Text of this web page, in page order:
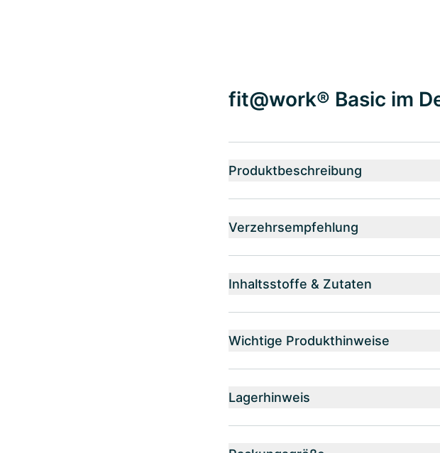
fit@work® Basic im
Produktbeschreibung
Verzehrsempfehlung
Inhaltsstoffe & Zutaten
Wichtige Produkthinweise
Lagerhinweis